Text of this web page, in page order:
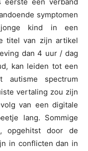
symptomen
kind in een
titel van zijn artikel
dan 4 uur / dag
kan leiden tot een
autisme spectrum
vertaling zou zijn
van een digitale
lang. Sommige
opgehitst door de
in conflicten dan in